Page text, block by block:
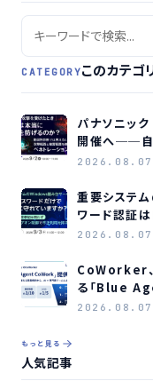
CATEGORYこのカテゴ
パナソニッ
開催へ──自
2026.08.07
重要システ
ワード認証
がウェビナー
2026.08.07
CoWorker、
る「Blue
2026.08.07
もっと見る
人気記事